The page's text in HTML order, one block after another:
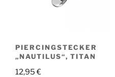
PIERCINGSTECKER
„NAUTILUS“, TITAN
12,95€